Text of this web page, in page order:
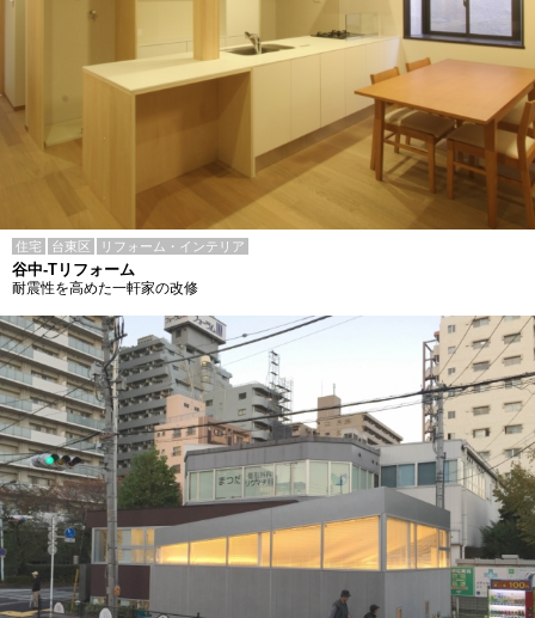
住宅 台東区 リフォーム・インテリア
谷中-Tリフォーム
耐震性を高めた一軒家の改修